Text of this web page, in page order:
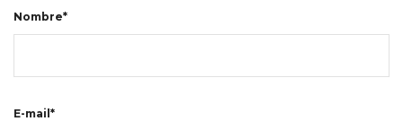
Nombre*
E-mail*